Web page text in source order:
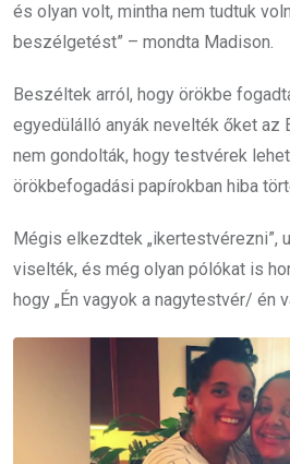
és olyan volt, mintha nem tudtuk
beszélgetést” – mondta Madison.
Beszéltek arról, hogy örökbe
egyedülálló anyák nevelték őket az
nem gondolták, hogy testvérek
örökbefogadási papírokban hiba
Mégis elkezdtek „ikertestvérezni”,
viselték, és még olyan pólókat is
hogy „Én vagyok a nagytestvér/ én